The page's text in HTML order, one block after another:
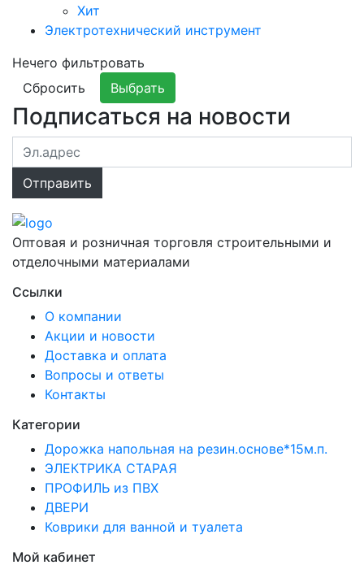
Хит
Электротехнический инструмент
Нечего фильтровать
Сбросить
Выбрать
Подписаться на новости
Оптовая и розничная торговля строительными и
отделочными материалами
Ссылки
О компании
Акции и новости
Доставка и оплата
Вопросы и ответы
Контакты
Категории
Дорожка напольная на резин.основе*15м.п.
ЭЛЕКТРИКА СТАРАЯ
ПРОФИЛЬ из ПВХ
ДВЕРИ
Коврики для ванной и туалета
Мой кабинет